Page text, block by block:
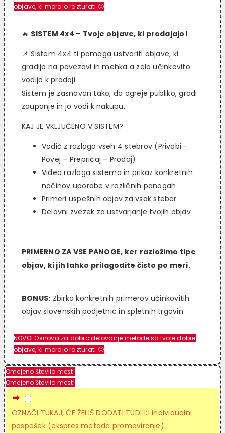
objave, ki morajo razturati 🙂
🔥 SISTEM 4x4 – Tvoje objave, ki prodajajo!
📌 Sistem 4x4 ti pomaga ustvariti objave, ki
gradijo na povezavi in mehka a zelo učinkovito
vodijo k prodaji.
Sistem je zasnovan tako, da ogreje publiko, gradi
zaupanje in jo vodi k nakupu.
KAJ JE VKLJUČENO V SISTEM?
Vodič z razlago vseh 4 stebrov (Privabi –
Povej – Prepričaj – Prodaj)
Video razlaga sistema in prikaz konkretnih
načinov uporabe v različnih panogah
Primeri uspešnih objav za vsak steber
Delovni zvezek za ustvarjanje tvojih objav
PRIMERNO ZA VSE PANOGE, ker razložimo tipe
objav, ki jih lahko prilagodite čisto po meri.
BONUS: Zbirka konkretnih primerov učinkovitih
objav slovenskih podjetnic in spletnih trgovin
NOVO! Osnova za dobro delovanje metode so tvoje dobre
objave, ki morajo razturati 🙂
Omejeno število mest!
Omejeno število mest!
OZNAČI TUKAJ, ČE ŽELIŠ DODATI TUDI 1:1 individualni
pospešek (ekspres metoda promoviranje)